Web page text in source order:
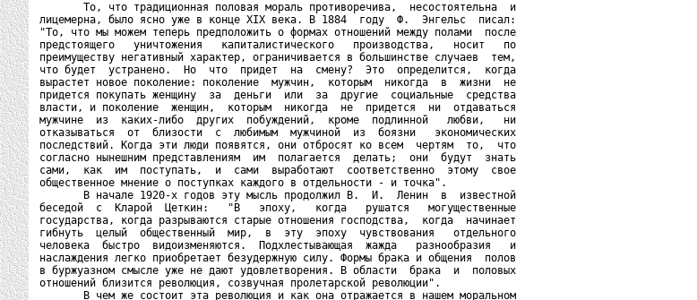
       То, что традиционная половая мораль противоречива,  несостоятельна  и
лицемерна, было ясно уже в конце XIX века. В 1884  году  Ф.  Энгельс  писал:
"То, что мы можем теперь предположить о формах отношений между полами  после
предстоящего   уничтожения   капиталистического   производства,   носит   по
преимуществу негативный характер, ограничивается в большинстве случаев  тем,
что будет  устранено.  Но  что  придет  на  смену?  Это  определится,  когда
вырастет новое поколение: поколение  мужчин,  которым  никогда  в  жизни  не
придется покупать женщину  за  деньги  или  за  другие  социальные  средства
власти, и поколение  женщин,  которым  никогда  не  придется  ни  отдаваться
мужчине  из  каких-либо  других  побуждений,  кроме  подлинной   любви,   ни
отказываться  от  близости  с  любимым  мужчиной  из  боязни   экономических
последствий. Когда эти люди появятся, они отбросят ко всем  чертям  то,  что
согласно нынешним представлениям  им  полагается  делать;  они  будут  знать
сами,  как  им  поступать,  и  сами  выработают  соответственно  этому  свое
общественное мнение о поступках каждого в отдельности - и точка".
       В начале 1920-х годов эту мысль продолжил В.  И.  Ленин  в  известной
беседой  с  Кларой  Цеткин:   "В   эпоху,   когда   рушатся   могущественные
государства, когда разрываются старые отношения господства,  когда  начинает
гибнуть  целый  общественный  мир,  в  эту  эпоху  чувствования   отдельного
человека  быстро  видоизменяются.  Подхлестывающая  жажда   разнообразия   и
наслаждения легко приобретает безудержную силу. Формы брака и общения  полов
в буржуазном смысле уже не дают удовлетворения. В области  брака  и  половых
отношений близится революция, созвучная пролетарской революции".
       В чем же состоит эта революция и как она отражается в нашем моральном